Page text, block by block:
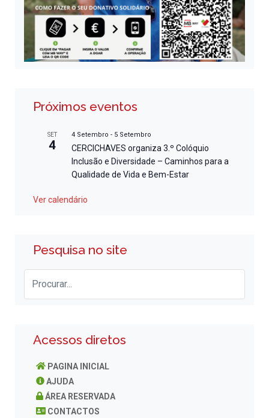
Próximos eventos
SET
4
4 Setembro - 5 Setembro
CERCICHAVES organiza 3.º Colóquio
Inclusão e Diversidade – Caminhos para a
Qualidade de Vida e Bem-Estar
Ver calendário
Pesquisa no site
Acessos diretos
PAGINA INICIAL
AJUDA
ÁREA RESERVADA
CONTACTOS